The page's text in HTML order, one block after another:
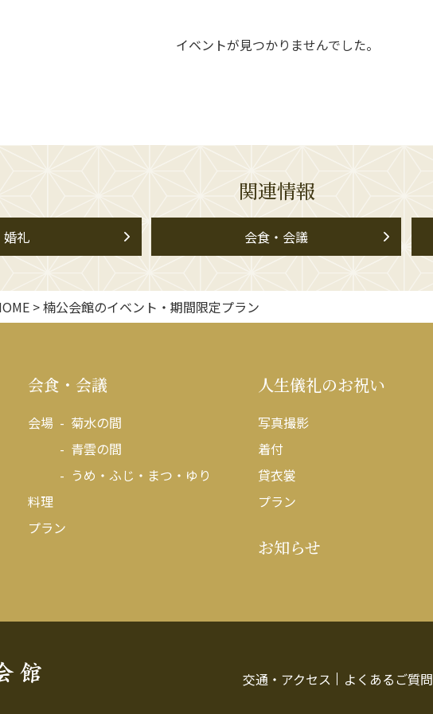
イベントが見つかりませんでした。
関連情報
婚礼 会食・会議
>楠公会館のイベント・期間限定プラン
会食・会議
会場
菊水の間
青雲の間
うめ・ふじ・まつ・ゆり
料理
プラン
人生儀礼のお祝い
写真撮影
着付
貸衣裳
プラン
お知らせ
交通・アクセス よくあるご質問